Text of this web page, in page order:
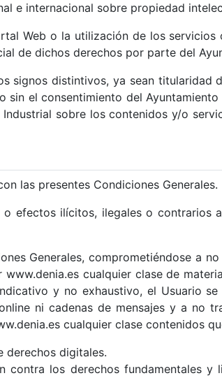
e internacional sobre propiedad
Web o la utilización de los
de dichos derechos por parte del
signos distintivos, ya sean titularidad
sin el consentimiento del
sobre los contenidos y/o
las presentes Condiciones Generales.
efectos ilícitos, ilegales o contrarios
Generales, comprometiéndose a
cualquier clase de
y no exhaustivo, el Usuario
ni cadenas de mensajes y a no
cualquier clase contenidos
derechos digitales.
contra los derechos fundamentales y